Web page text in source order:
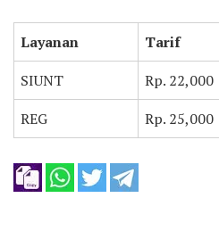
Layanan Tarif
SIUNT
Rp. 22,000
REG
Rp. 25,000